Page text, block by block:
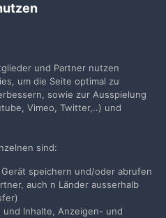
oder melde Dich
haben, um einen Kommentar
zu können
erstellen
erstellen
und Partner nutzen
um die Seite optimal zu
sowie zur Ausspielung
Vimeo, Twitter,..) und
sind:
speichern und/oder abrufen
auch n Länder ausserhalb
Inhalte, Anzeigen- und